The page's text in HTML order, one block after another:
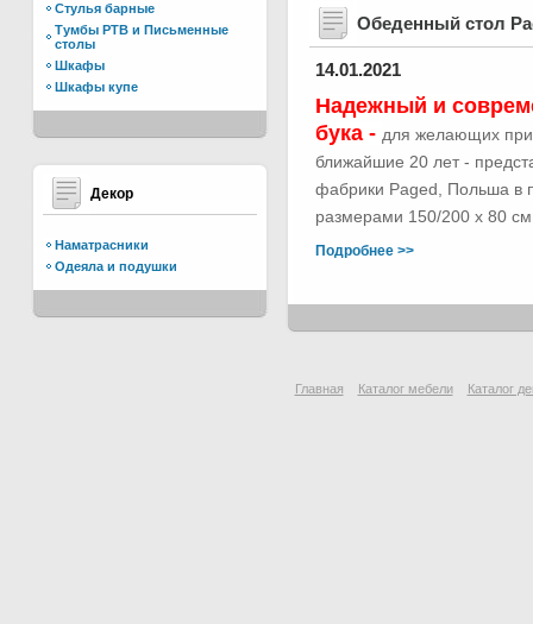
Стулья барные
Тумбы РТВ и Письменные
столы
Шкафы
Шкафы купе
Декор
Наматрасники
Одеяла и подушки
Обеденный стол
14.01.2021
Надежный и
бука - для желающих
ближайшие 20 лет -
фабрики Paged, Польша в
размерами 150/200 х 80
Подробнее >>
Главная Каталог мебели Каталог